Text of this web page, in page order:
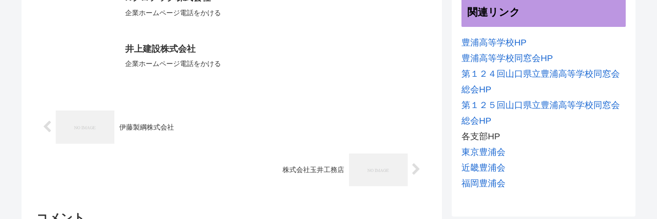
企業ホームページ電話をかける
井上建設株式会社
企業ホームページ電話をかける
伊藤製綱株式会社
株式会社玉井工務店
関連リンク
豊浦高等学校HP
豊浦高等学校同窓会HP
第１２４回山口県立豊浦高等学校同窓会
総会HP
第１２５回山口県立豊浦高等学校同窓会
総会HP
各支部HP
東京豊浦会
近畿豊浦会
福岡豊浦会